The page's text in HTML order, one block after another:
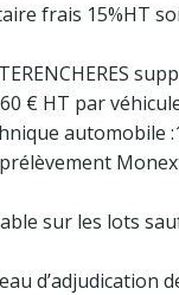
frais 15%HT
€ HT par
automobile
sur les lots
d’adjudication